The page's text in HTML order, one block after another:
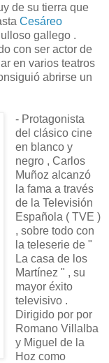
de su tierra que
Cesáreo
gallego .
con ser actor de
en varios teatros
abrirse un
- Protagonista
del clásico cine
en blanco y
negro , Carlos
Muñoz alcanzó
la fama a través
de la Televisión
Española ( TVE )
, sobre todo con
la teleserie de "
La casa de los
Martínez " , su
mayor éxito
televisivo .
Dirigido por por
Romano Villalba
y Miguel de la
Hoz como